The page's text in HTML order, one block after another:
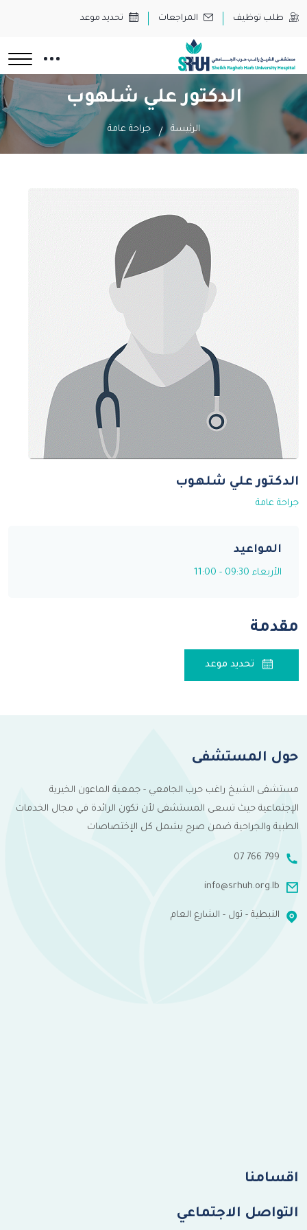
طلب توظيف المراجعات تحديد موعد
الدكتور علي شلهوب
الرئيسة جراحة عامة
الدكتور علي شلهوب
جراحة عامة
المواعيد
الأربعاء 09:30 - 11:00
مقدمة
تحديد موعد
حول المستشفى
مستشفى الشيخ راغب حرب الجامعي - جمعية الماعون الخيرية
الإجتماعية حيث تسعى المستشفى لأن تكون الرائدة في مجال الخدمات
الطبية والجراحية ضمن صرح يشمل كل الإختصاصات
07 766 799
info@srhuh.org.lb
النبطية - تول - الشارع العام
اقسامنا
التواصل الاجتماعي